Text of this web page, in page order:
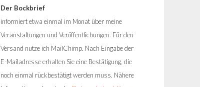
Der Bockbrief
informiert etwa einmal im Monat über meine
Veranstaltungen und Veröffentlichungen. Für den
Versand nutze ich MailChimp. Nach Eingabe der
E-Mailadresse erhalten Sie eine Bestätigung, die
noch einmal rückbestätigt werden muss. Nähere